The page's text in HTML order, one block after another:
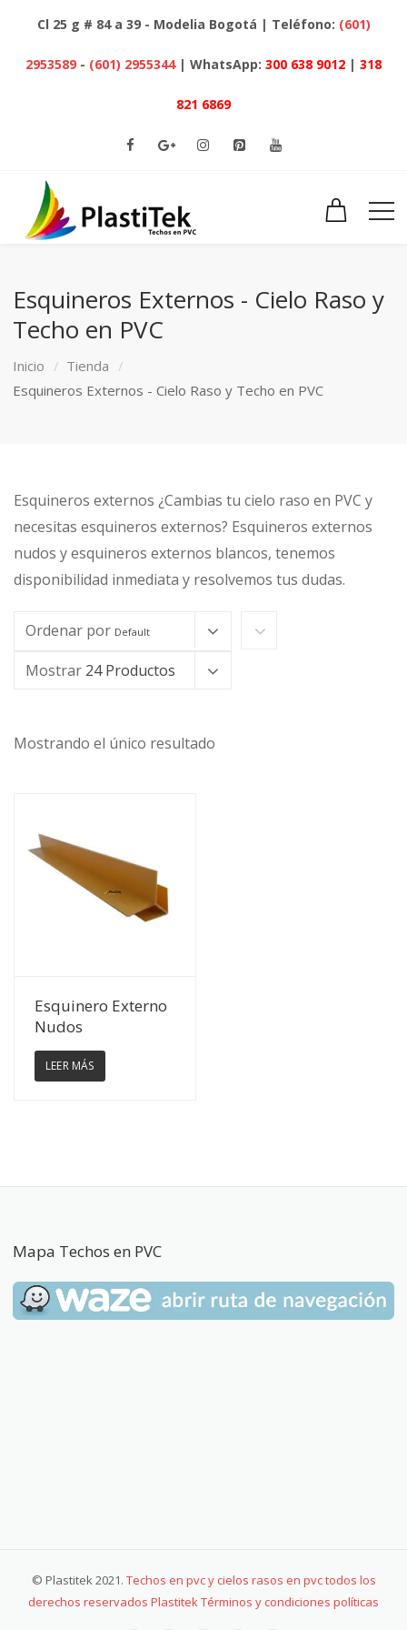
Cl 25 g # 84 a 39 - Modelia Bogotá | Teléfono: (601)
2953589 - (601) 2955344 | WhatsApp: 300 638 9012 | 318
821 6869
Esquineros Externos - Cielo Raso y
Techo en PVC
Inicio
Tienda
Esquineros Externos - Cielo Raso y Techo en PVC
Esquineros externos ¿Cambias tu cielo raso en PVC y
necesitas esquineros externos? Esquineros externos
nudos y esquineros externos blancos, tenemos
disponibilidad inmediata y resolvemos tus dudas.
Ordenar por Default
Mostrar 24 Productos
Mostrando el único resultado
Ver Detalles
Esquinero Externo
Nudos
LEER MÁS
Mapa Techos en PVC
© Plastitek 2021. Techos en pvc y cielos rasos en pvc todos los
derechos reservados Plastitek Términos y condiciones políticas